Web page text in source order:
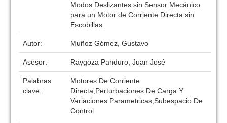
Modos Deslizantes sin Sensor Mecánico
para un Motor de Corriente Directa sin
Escobillas
Autor: Muñoz Gómez, Gustavo
Asesor: Raygoza Panduro, Juan José
Palabras
clave:
Motores De Corriente
Directa;Perturbaciones De Carga Y
Variaciones Parametricas;Subespacio De
Control